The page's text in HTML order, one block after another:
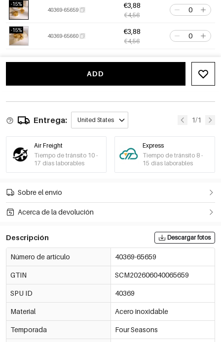
-15%
40369-65659
€3,88
€4,56
-15%
40369-65660
€3,88
€4,56
ADD
Entrega: United States 1/1
Air Freight
Tiempo de tránsito 10 -
17 días laborables
Express
Tiempo de tránsito 8 -
15 días laborables
Sobre el envío
Acerca de la devolución
Descripción Descargar fotos
Número de artículo 40369-65659
GTIN SCM202606040065659
SPU ID 40369
Material Acero inoxidable
Temporada Four Seasons